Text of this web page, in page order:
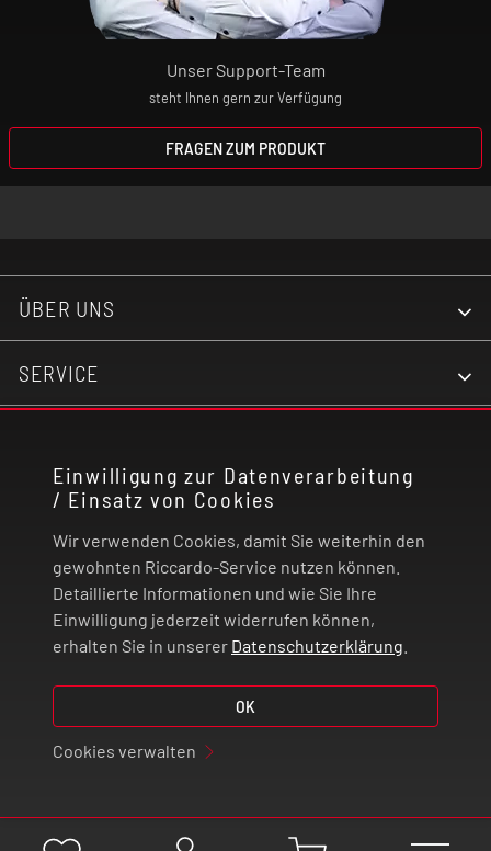
Einwilligung zur Datenverarbeitung
/ Einsatz von Cookies
Wir verwenden Cookies, damit Sie weiterhin den
gewohnten Riccardo-Service nutzen können.
Detaillierte Informationen und wie Sie Ihre
Einwilligung jederzeit widerrufen können,
erhalten Sie in unserer Datenschutzerklärung
OK
Cookies verwalten
wendest du dich bitte an deinen Arzt oder
Apotheker.
Elektrische Zigaretten sind kein Spielzeug!
Bewahre daher das Gerät und die
Aromaliquids absolut unzugänglich für
Unser Support-Team
steht Ihnen gern zur Verfügung
FRAGEN ZUM PRODUKT
ÜBER UNS
SERVICE
RECHTLICHES
ZAHLUNG UND VERSAND
VERTRAG WIDERRUFEN
© 2026 | Riccardo Onlinestore GmbH